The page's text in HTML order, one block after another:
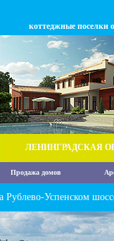
коттеджные поселки
ЛЕНИНГРАДСКАЯ
Продажа домов
Рублево-Успенском